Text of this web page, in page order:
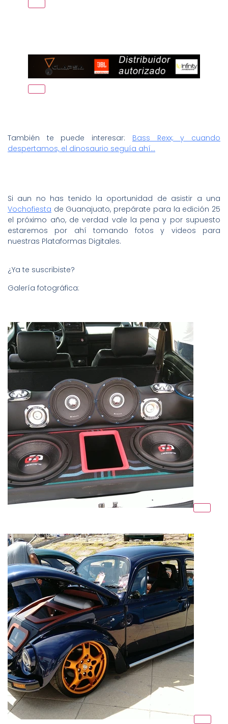
También te puede interesar: Bass Rexx; y cuando
despertamos, el dinosaurio seguía ahí…
Si aun no has tenido la oportunidad de asistir a una
Vochofiesta de Guanajuato, prepárate para la edición 25
el próximo año, de verdad vale la pena y por supuesto
estaremos por ahí tomando fotos y videos para
nuestras Plataformas Digitales.
¿Ya te suscribiste?
Galería fotográfica: